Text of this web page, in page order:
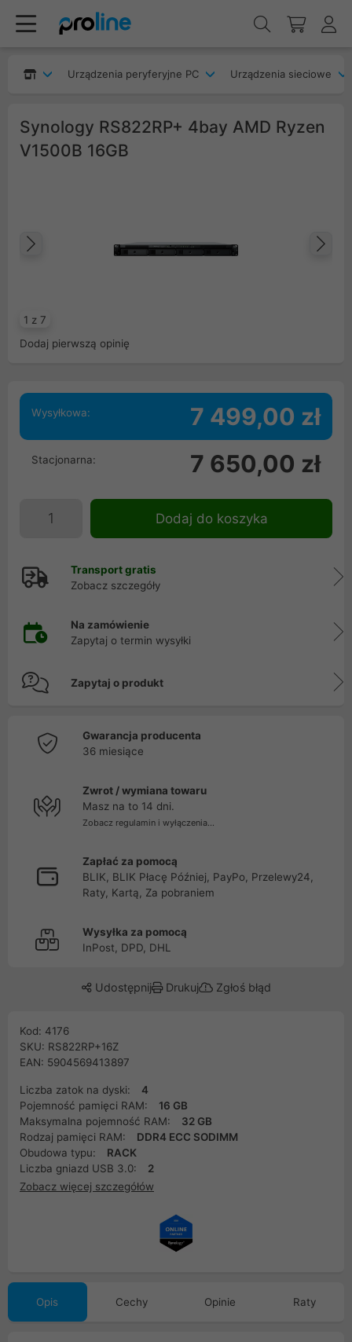
Urządzenia peryferyjne PC Urządzenia sieciowe
Synology RS822RP+ 4bay AMD Ryzen
V1500B 16GB
1 z 7
Poprzedni
Dodaj pierwszą opinię
Wysyłkowa: 7 499,00 zł
Stacjonarna: 7 650,00 zł
Dodaj do koszyka
Transport gratis
Zobacz szczegóły
Na zamówienie
Zapytaj o termin wysyłki
Zapytaj o produkt
Gwarancja producenta
36 miesiące
Zwrot / wymiana towaru
Masz na to 14 dni.
Zobacz regulamin i wyłączenia...
Zapłać za pomocą
BLIK, BLIK Płacę Później, PayPo, Przelewy24,
Raty, Kartą, Za pobraniem
Wysyłka za pomocą
InPost, DPD, DHL
Udostępnij Drukuj Zgłoś błąd
Kod: 4176
SKU: RS822RP+16Z
EAN: 5904569413897
Liczba zatok na dyski:
4
Pojemność pamięci RAM:
16 GB
Maksymalna pojemność RAM:
32 GB
Rodzaj pamięci RAM:
DDR4 ECC SODIMM
Obudowa typu:
RACK
Liczba gniazd USB 3.0:
2
Zobacz więcej szczegółów
Opis Cechy Opinie Raty